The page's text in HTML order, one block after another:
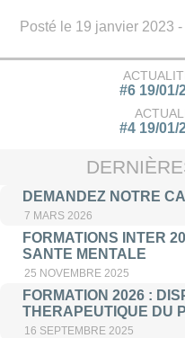
Posté le 19 janvier 2023 -
#6 19/01/
#4 19/01/
DEMANDEZ NOTRE
7 MARS 2026
FORMATIONS INTER
SANTE MENTALE
25 NOVEMBRE 2025
FORMATION 2026 :
THERAPEUTIQUE DU
16 SEPTEMBRE 2025